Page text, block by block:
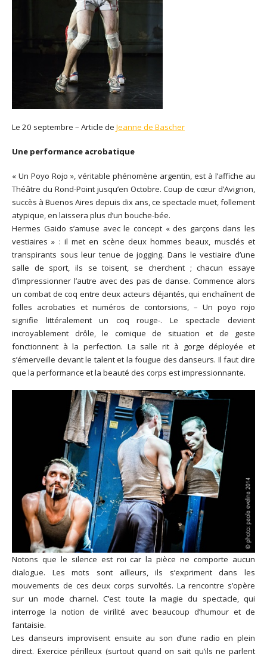
Le 20 septembre – Article de Jeanne de Bascher
Une performance acrobatique
« Un Poyo Rojo », véritable phénomène argentin, est à l’affiche au
Théâtre du Rond-Point jusqu’en Octobre. Coup de cœur d’Avignon,
succès à Buenos Aires depuis dix ans, ce spectacle muet, follement
atypique, en laissera plus d’un bouche-bée.
Hermes Gaido s’amuse avec le concept « des garçons dans les
vestiaires » : il met en scène deux hommes beaux, musclés et
transpirants sous leur tenue de jogging. Dans le vestiaire d’une
salle de sport, ils se toisent, se cherchent ; chacun essaye
d’impressionner l’autre avec des pas de danse. Commence alors
un combat de coq entre deux acteurs déjantés, qui enchaînent de
folles acrobaties et numéros de contorsions, – Un poyo rojo
signifie littéralement un coq rouge-. Le spectacle devient
incroyablement drôle, le comique de situation et de geste
fonctionnent à la perfection. La salle rit à gorge déployée et
s’émerveille devant le talent et la fougue des danseurs. Il faut dire
que la performance et la beauté des corps est impressionnante.
Notons que le silence est roi car la pièce ne comporte aucun
dialogue. Les mots sont ailleurs, ils s’expriment dans les
mouvements de ces deux corps survoltés. La rencontre s’opère
sur un mode charnel. C’est toute la magie du spectacle, qui
interroge la notion de virilité avec beaucoup d’humour et de
fantaisie.
Les danseurs improvisent ensuite au son d’une radio en plein
direct. Exercice périlleux (surtout quand on sait qu’ils ne parlent